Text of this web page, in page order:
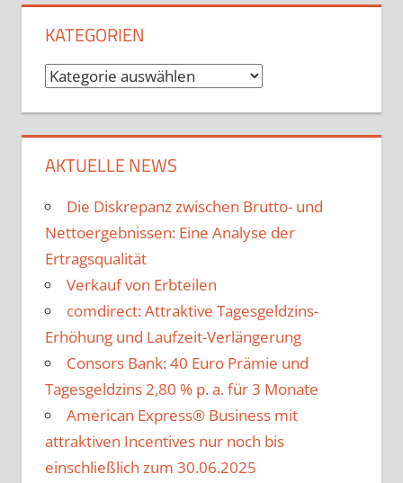
KATEGORIEN
Kategorien
AKTUELLE NEWS
Die Diskrepanz zwischen Brutto- und
Nettoergebnissen: Eine Analyse der
Ertragsqualität
Verkauf von Erbteilen
comdirect: Attraktive Tagesgeldzins-
Erhöhung und Laufzeit-Verlängerung
Consors Bank: 40 Euro Prämie und
Tagesgeldzins 2,80 % p. a. für 3 Monate
American Express® Business mit
attraktiven Incentives nur noch bis
einschließlich zum 30.06.2025